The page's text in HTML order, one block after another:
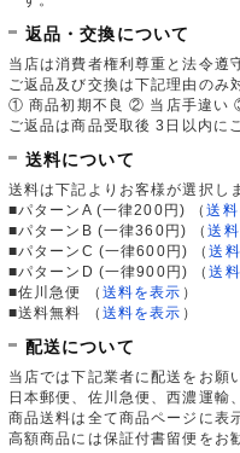
返品・交換について
当店は消費者権利尊重と法令遵
ご返品及び交換は下記理由のみ
① 商品初期不良 ② 当店手違い
ご返品は商品受取後 3日以内に
送料について
送料は下記よりお客様が選択し
■パターンA (一律200円)
（送
■パターンB (一律360円)
（送
■パターンC (一律600円)
（送
■パターンD (一律900円)
（送
■佐川急便
（ 送料を表示 ）
■送料無料
（ 送料を表示 ）
配送について
当店では下記業者に配送をお願
日本郵便、佐川急便、西濃運
商品送料は全て商品ページに表
高額商品には保証付書留便をお